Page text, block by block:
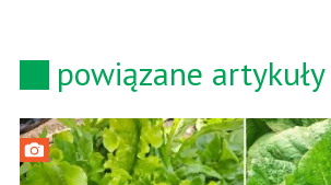
powiązane artykuły